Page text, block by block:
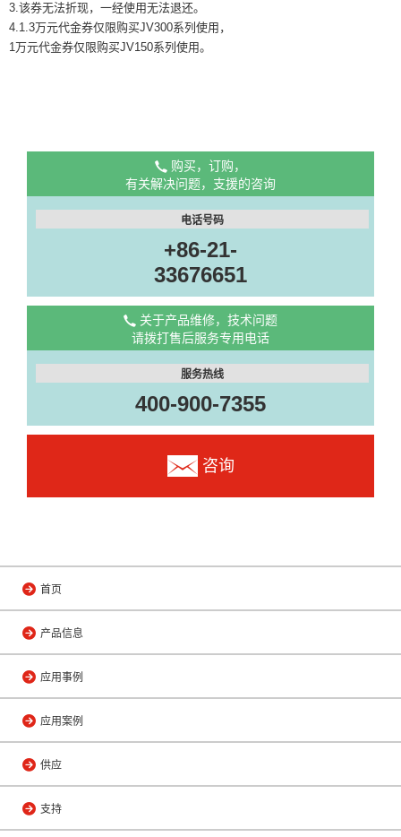
3.该券无法折现，一经使用无法退还。
4.1.3万元代金券仅限购买JV300系列使用，
1万元代金券仅限购买JV150系列使用。
购买，订购，
有关解决问题，支援的咨询
电话号码
+86-21-
33676651
关于产品维修，技术问题
请拨打售后服务专用电话
服务热线
400-900-7355
咨询
首页
产品信息
应用事例
应用案例
供应
支持